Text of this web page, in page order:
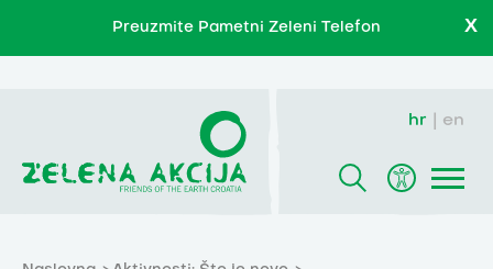
Preuzmite Pametni Zeleni Telefon X
hr en